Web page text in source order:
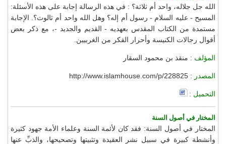
الله جل جلاله، واحد أم ثلاثة؟ : في هذه الرسالة إجابة على هذه الأسئلة:
المسيح - عليه السلام - رسول أم إله؟ وهل الله واحد أم ثالوث؟. الإجابة
مستمدة من الكتاب المقدس بعهديه - القديم والجديد -، مع ذكر بعض
أقوال رجالات الكنيسة وأحرار الفكر من الغربيين.
المؤلف : منقذ بن محمود السقار
المصدر : http://www.islamhouse.com/p/228825
التحميل :
المختار في أصول السنة
المختار في أصول السنة: فقد كان لأئمة السنة وعلماء الأمة جهود كثيرة
وأنشطة كبيرة في سبيل نشر العقيدة وتثبيتها وتصحيحها، والذبِّ عنها